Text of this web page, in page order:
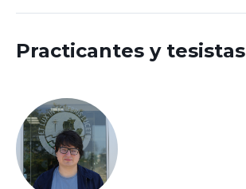
Practicantes y tesistas